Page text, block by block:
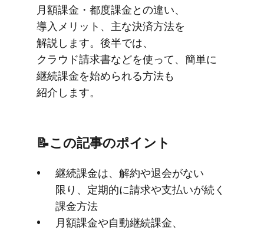
月額課金・都度課金との​違い、​
導入メリット、​主な​決済方​法を​
解説します。​後半では、​
クラウド請求書などを​使って、​簡単に​
継続課金を​始められる​方​法も​
紹介します。
📝この​記事の​ポイント
継続課金は、​解約や​退会が​ない​
限り、​定期的に​請求や​支払いが​続く​
課金方​法
月額課金や​自動継続課金、​